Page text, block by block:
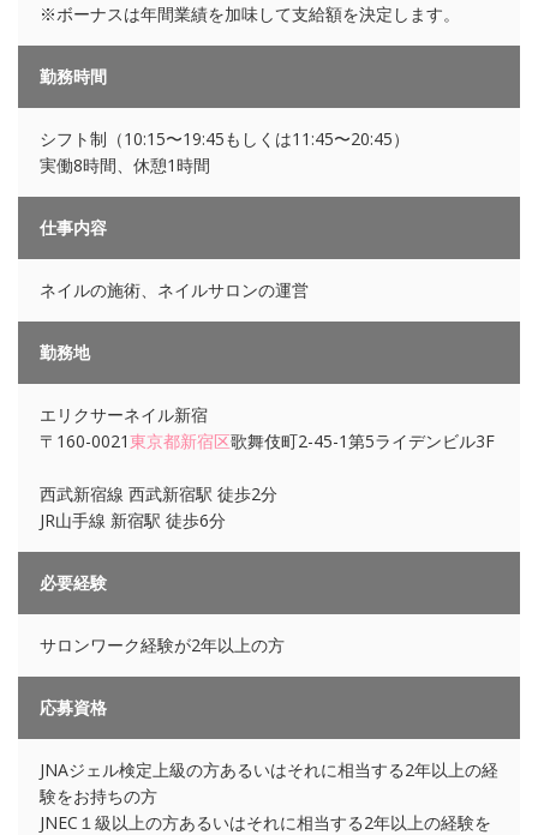
※ボーナスは年間業績を加味して支給額を決定します。
勤務時間
シフト制（10:15〜19:45もしくは11:45〜20:45）
実働8時間、休憩1時間
仕事内容
ネイルの施術、ネイルサロンの運営
勤務地
エリクサーネイル新宿
〒160-0021東京都新宿区歌舞伎町2-45-1第5ライデンビル3F
西武新宿線 西武新宿駅 徒歩2分
JR山手線 新宿駅 徒歩6分
必要経験
サロンワーク経験が2年以上の方
応募資格
JNAジェル検定上級の方あるいはそれに相当する2年以上の経
験をお持ちの方
JNEC１級以上の方あるいはそれに相当する2年以上の経験を